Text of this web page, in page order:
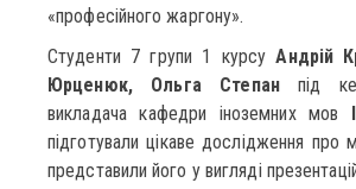
«професійного жаргону».
Студенти 7 групи 1 курсуАндрій
Юрценюк, Ольга Степанпід
викладача кафедри іноземних мов
підготували цікаве дослідження про
представили його у вигляді